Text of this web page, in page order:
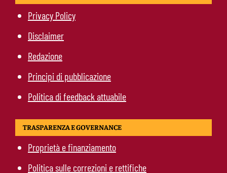
Privacy Policy
Disclaimer
Redazione
Principi di pubblicazione
Politica di feedback attuabile
TRASPARENZA E GOVERNANCE
Proprietà e finanziamento
Politica sulle correzioni e rettifiche